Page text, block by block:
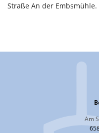
Straße An der Embsmühle.
Am